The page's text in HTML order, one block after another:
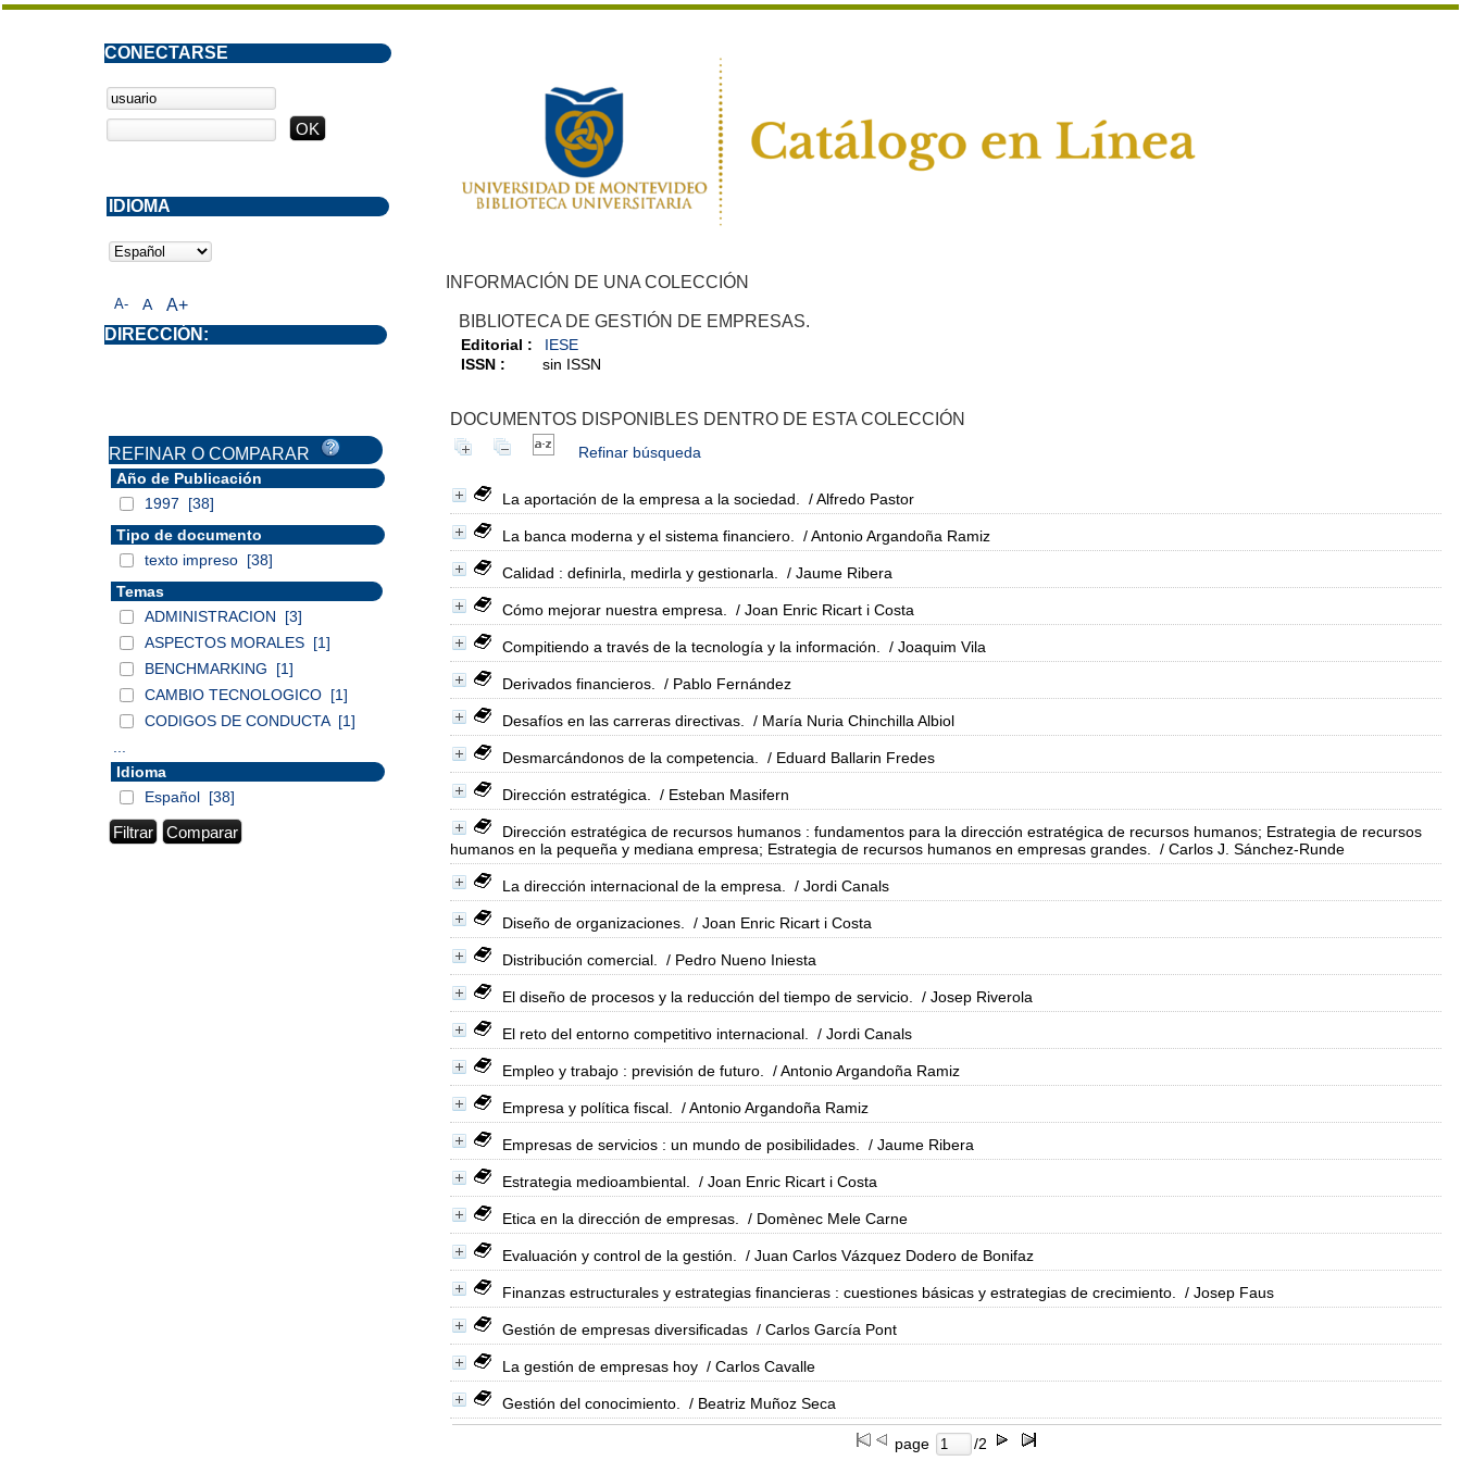
INFORMACIÓN DE UNA COLECCIÓN
BIBLIOTECA DE GESTIÓN DE EMPRESAS.
Editorial :
IESE
ISSN :
sin ISSN
DOCUMENTOS DISPONIBLES DENTRO DE ESTA COLECCIÓN
Refinar búsqueda
La aportación de la empresa a la sociedad. / Alfredo Pastor
La banca moderna y el sistema financiero. / Antonio Argandoña Ramiz
Calidad : definirla, medirla y gestionarla. / Jaume Ribera
Cómo mejorar nuestra empresa. / Joan Enric Ricart i Costa
Compitiendo a través de la tecnología y la información. / Joaquim Vila
Derivados financieros. / Pablo Fernández
Desafíos en las carreras directivas. / María Nuria Chinchilla Albiol
Desmarcándonos de la competencia. / Eduard Ballarin Fredes
Dirección estratégica. / Esteban Masifern
Dirección estratégica de recursos humanos : fundamentos para la dirección estratégica de recursos humanos; Estrategia de recursos
humanos en la pequeña y mediana empresa; Estrategia de recursos humanos en empresas grandes.
/ Carlos J. Sánchez-Runde
La dirección internacional de la empresa. / Jordi Canals
Diseño de organizaciones. / Joan Enric Ricart i Costa
Distribución comercial. / Pedro Nueno Iniesta
El diseño de procesos y la reducción del tiempo de servicio. / Josep Riverola
El reto del entorno competitivo internacional. / Jordi Canals
Empleo y trabajo : previsión de futuro. / Antonio Argandoña Ramiz
Empresa y política fiscal. / Antonio Argandoña Ramiz
Empresas de servicios : un mundo de posibilidades. / Jaume Ribera
Estrategia medioambiental. / Joan Enric Ricart i Costa
Etica en la dirección de empresas. / Domènec Mele Carne
Evaluación y control de la gestión. / Juan Carlos Vázquez Dodero de Bonifaz
Finanzas estructurales y estrategias financieras : cuestiones básicas y estrategias de crecimiento. / Josep Faus
Gestión de empresas diversificadas / Carlos García Pont
La gestión de empresas hoy / Carlos Cavalle
Gestión del conocimiento. / Beatriz Muñoz Seca
page /2
A- A A+
CONECTARSE
DIRECCIÓN:
IDIOMA
REFINAR O COMPARAR
Año de Publicación
1997
[38]
Tipo de documento
texto impreso [38]
Temas
ADMINISTRACION
[3]
ASPECTOS MORALES [1]
BENCHMARKING
[1]
CAMBIO TECNOLOGICO [1]
CODIGOS DE CONDUCTA [1]
Idioma
Español [38]